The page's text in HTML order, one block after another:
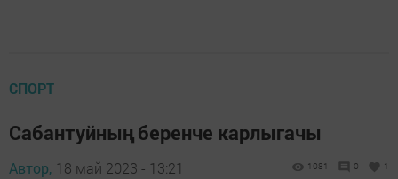
СПОРТ
Сабантуйның беренче карлыгачы
Автор, 18 май 2023 - 13:21 1081 0 1